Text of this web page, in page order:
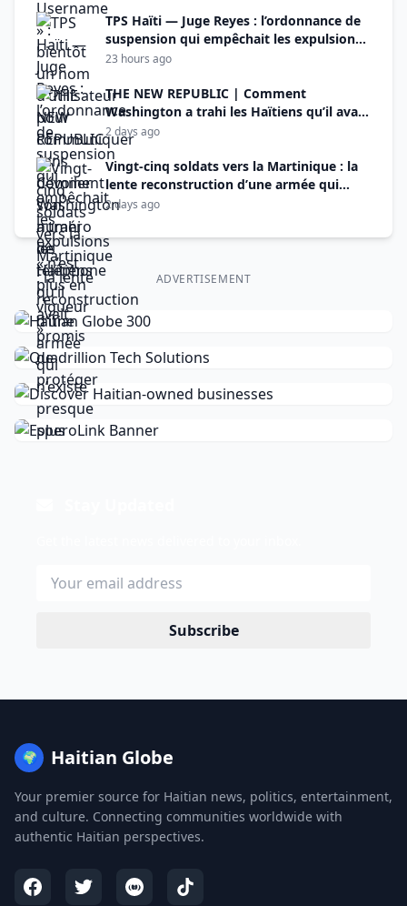
TPS Haïti — Juge Reyes : l’ordonnance de
suspension qui empêchait les expulsions
« n’est plus en vigueur »
23 hours ago
THE NEW REPUBLIC | Comment
Washington a trahi les Haïtiens qu’il avait
promis de protéger
2 days ago
Vingt-cinq soldats vers la Martinique : la
lente reconstruction d’une armée qui
n’existe presque plus
2 days ago
ADVERTISEMENT
Subscribe
🌍 Haitian Globe
Your premier source for Haitian news, politics, entertainment,
and culture. Connecting communities worldwide with
authentic Haitian perspectives.